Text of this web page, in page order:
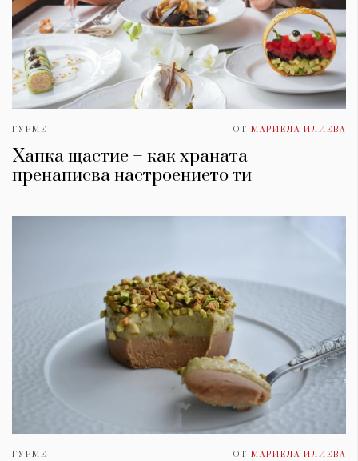
ГУРМЕ ОТ МАРИЕЛА ИЛИЕВА
Хапка щастие – как храната
пренаписва настроението ти
ГУРМЕ ОТ МАРИЕЛА ИЛИЕВА